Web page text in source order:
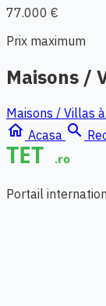
77.000 €
Prix maximum
Maisons /
Maisons / Villas
home Acasa search
Portail